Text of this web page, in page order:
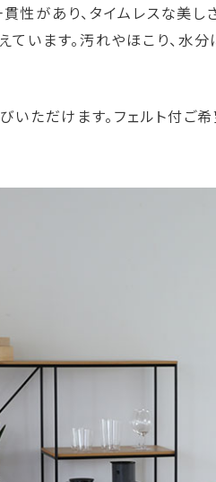
性があり、タイムレスな美
います。汚れやほこり、水
いただけます。フェルト付ご